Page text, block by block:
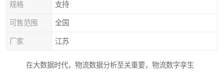
规格 支持
可售范围 全国
厂家 江苏
在大数据时代，物流数据分析至关重要，物流数字孪生